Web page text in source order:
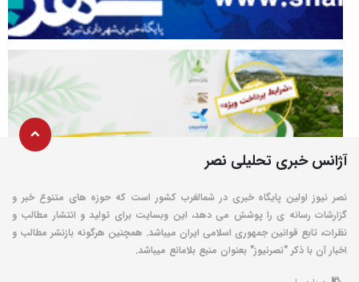
آژانس خبری تحلیلی نصر
نصر نیوز اولین پایگاه خبری در شمالغرب کشور است که حوزه های متنوع خبر و
گزارشات رسانه ی را پوشش می دهد، این وبسایت برای تولید و انتشار مطالب و
نظرات، تابع قوانین جمهوری اسلامی ایران میباشد. همچنین هرگونه بازنشر مطالب و
اخبار آن با ذکر "نصرنیوز" بعنوان منبع بلامانع میباشد.